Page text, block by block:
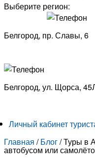
Выберите регион:
Белгород, пр. Славы, 6
Белгород, ​ ул. Щорса,
Личный кабинет
Главная /Блог/Туры в
автобусом или